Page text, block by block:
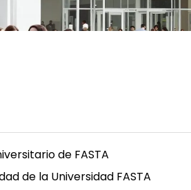
de FASTA
de la Universidad FASTA